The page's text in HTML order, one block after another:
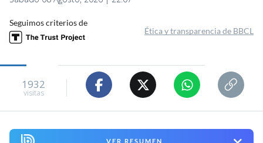
Seguimos criterios de
Ética y transparencia de BBCL
1932
visitas
VER RESUMEN